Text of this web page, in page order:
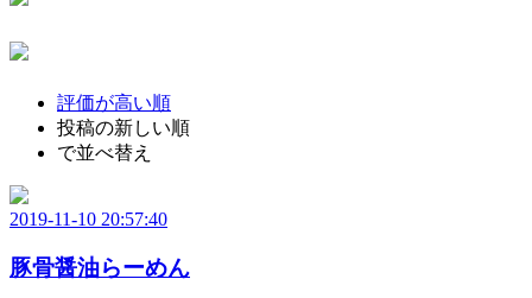
評価が高い順
投稿の新しい順
で並べ替え
2019-11-10 20:57:40
豚骨醤油らーめん